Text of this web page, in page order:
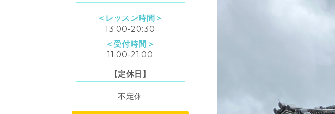
＜レッスン時間＞
13:00-20:30
＜受付時間＞
11:00-21:00
【定休日】
不定休